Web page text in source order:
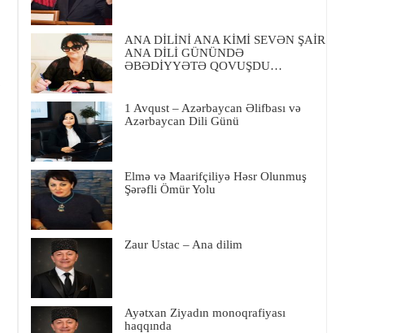
ANA DİLİNİ ANA KİMİ SEVƏN ŞAİR
ANA DİLİ GÜNÜNDƏ
ƏBƏDİYYƏTƏ QOVUŞDU…
1 Avqust – Azərbaycan Əlifbası və
Azərbaycan Dili Günü
Elmə və Maarifçiliyə Həsr Olunmuş
Şərəfli Ömür Yolu
Zaur Ustac – Ana dilim
Ayətxan Ziyadın monoqrafiyası
haqqında